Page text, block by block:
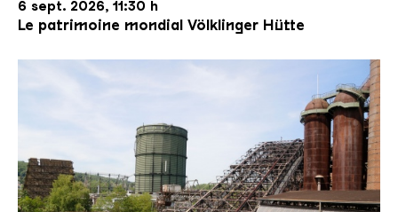
6 sept. 2026, 11:30 h
Le patrimoine mondial Völklinger Hütte